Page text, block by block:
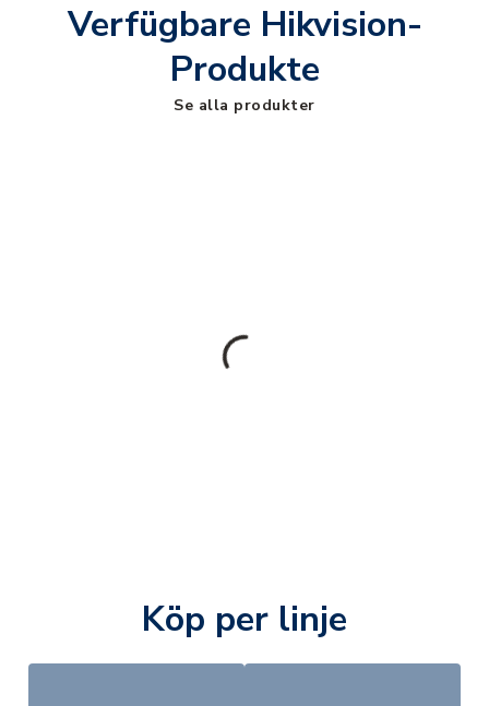
Verfügbare Hikvision-
Produkte
Se alla produkter
Köp per linje